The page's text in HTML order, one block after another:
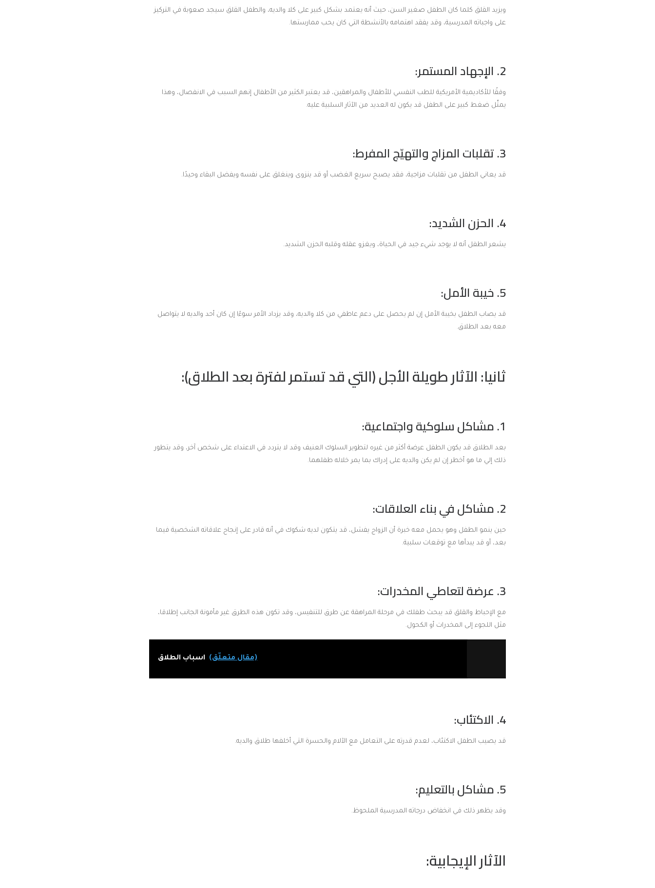
ويزيد القلق كلما كان الطفل صغير السن، حيث أنه يعتمد بشكل كبير على كلا والديه، والطفل القلق سيجد صعوبة في التركيز
على واجباته المدرسية، وقد يفقد اهتمامه بالأنشطة التي كان يحب ممارستها.
2. الإجهاد المستمر:
وفقًا للأكاديمية الأمريكية للطب النفسي للأطفال والمراهقين، قد يعتبر الكثير من الأطفال إنهم السبب في الانفصال، وهذا
يمثّل ضغط كبير على الطفل قد يكون له العديد من الآثار السلبية عليه.
3. تقلبات المزاج والتهيّج المفرط:
قد يعاني الطفل من تقلبات مزاجية، فقد يصبح سريع الغضب أو قد ينزوى وينغلق على نفسه ويفضل البقاء وحيدًا.
4. الحزن الشديد:
يشعر الطفل أنه لا يوجد شيء جيد في الحياة، ويغزو عقله وقلبه الحزن الشديد.
5. خيبة الأمل:
قد يصاب الطفل بخيبة الأمل إن لم يحصل على دعم عاطفي من كلا والديه، وقد يزداد الأمر سوءًا إن كان أحد والديه لا يتواصل
معه بعد الطلاق.
ثانيا: الآثار طويلة الأجل (التي قد تستمر لفترة بعد الطلاق):
1. مشاكل سلوكية واجتماعية:
بعد الطلاق قد يكون الطفل عرضة أكثر من غيره لتطوير السلوك العنيف وقد لا يتردد في الاعتداء على شخص آخر، وقد يتطور
ذلك إلي ما هو أخطر إن لم يكن والديه على إدراك بما يمر خلاله طفلهما.
2. مشاكل في بناء العلاقات:
حين ينمو الطفل وهو يحمل معه خبرة أن الزواج يفشل، قد يتكون لديه شكوك في أنه قادر على إنجاح علاقاته الشخصية فيما
بعد، أو قد يبدأها مع توقعات سلبية.
3. عرضة لتعاطي المخدرات:
مع الإحباط والقلق قد يبحث طفلك في مرحلة المراهقة عن طرق للتنفيس، وقد تكون هذه الطرق غير مأمونة الجانب إطلاقا،
مثل اللجوء إلى المخدرات أو الكحول.
(مقال متعلّق) اسباب الطلاق
4. الاكتئاب:
قد يصيب الطفل الاكتئاب، لعدم قدرته على التعامل مع الآلام والحسرة التي أخلفها طلاق والديه.
5. مشاكل بالتعليم:
وقد يظهر ذلك في انخفاض درجاته المدرسية الملحوظ.
الآثار الإيجابية: